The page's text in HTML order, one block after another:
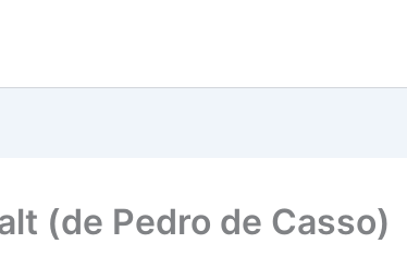
(de Pedro de Casso)